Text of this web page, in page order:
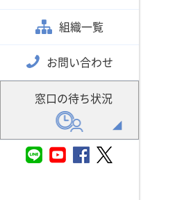
組織一覧
お問い合わせ
窓口の待ち状況